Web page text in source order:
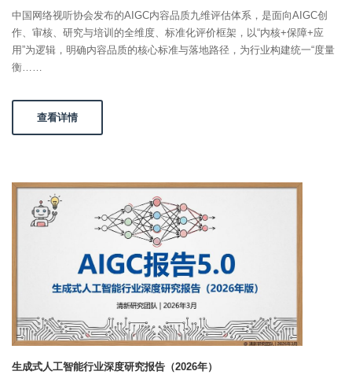
中国网络视听协会发布的AIGC内容品质九维评估体系，是面向AIGC创
作、审核、研究与培训的全维度、标准化评价框架，以“内核+保障+应
用”为逻辑，明确内容品质的核心标准与落地路径，为行业构建统一“度量
衡……
查看详情
生成式人工智能行业深度研究报告（2026年）